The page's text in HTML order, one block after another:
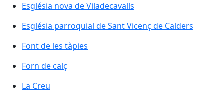
Església nova de Viladecavalls
Església nova de Viladecavalls
Església parroquial de Sant Vicenç de Calders
Església parroquial de Sant Vicenç de Calders
Font de les tàpies
Font de les tàpies
Forn de calç
Forn de calç
La Creu
La Creu